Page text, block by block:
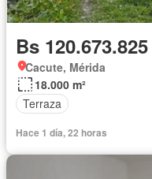
Bs 120.673.825
Cacute, Mérida
18.000 m²
Terraza
Hace 1 día, 22 horas